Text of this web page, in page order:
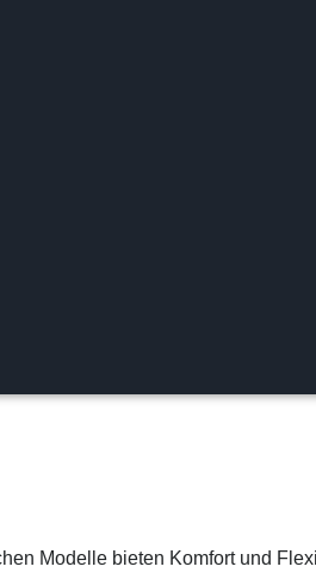
Modelle bieten Komfort und